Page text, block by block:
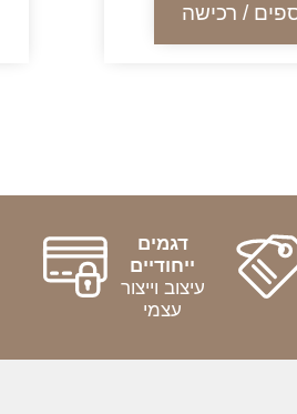
/ רכישה
דגמים
ייחודיים
עיצוב וייצור
עצמי